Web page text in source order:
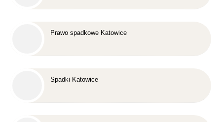
Prawo spadkowe Katowice
Spadki Katowice